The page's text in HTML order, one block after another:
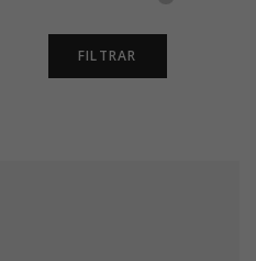
FILTRAR